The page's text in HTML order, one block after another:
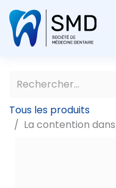
Tous les produits
La contention